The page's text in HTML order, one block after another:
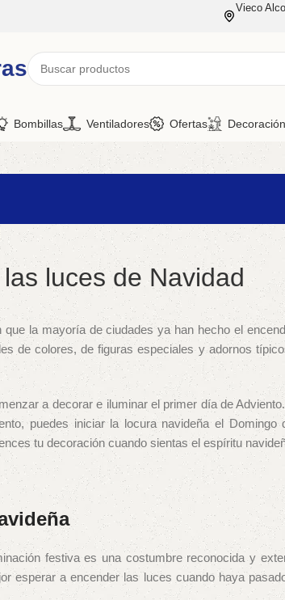
Vieco
Bombillas Ventiladores Ofertas Decoración
luces de Navidad
la mayoría de ciudades ya han hecho el
de colores, de figuras especiales y adornos
a decorar e iluminar el primer día de
puedes iniciar la locura navideña el Domingo
tu decoración cuando sientas el espíritu
festiva es una costumbre reconocida y
esperar a encender las luces cuando haya